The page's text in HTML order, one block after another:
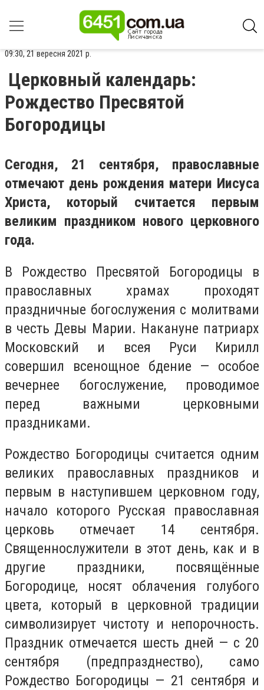
09:30, 21 вересня 2021 р.
Церковный календарь:
Рождество Пресвятой
Богородицы
Сегодня, 21 сентября, православные
отмечают день рождения матери Иисуса
Христа, который считается первым
великим праздником нового церковного
года.
В Рождество Пресвятой Богородицы в
православных храмах проходят
праздничные богослужения с молитвами
в честь Девы Марии. Накануне патриарх
Московский и всея Руси Кирилл
совершил всенощное бдение — особое
вечернее богослужение, проводимое
перед важными церковными
праздниками.
Рождество Богородицы считается одним
великих православных праздников и
первым в наступившем церковном году,
начало которого Русская православная
церковь отмечает 14 сентября.
Священнослужители в этот день, как и в
другие праздники, посвящённые
Богородице, носят облачения голубого
цвета, который в церковной традиции
символизирует чистоту и непорочность.
Праздник отмечается шесть дней — с 20
сентября (предпразднество), само
Рождество Богородицы — 21 сентября и